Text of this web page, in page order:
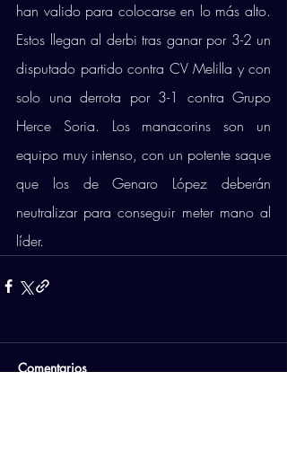
han valido para colocarse en lo más alto.
Estos llegan al derbi tras ganar por 3-2 un
disputado partido contra CV Melilla y con
solo una derrota por 3-1 contra Grupo
Herce Soria. Los manacorins son un
equipo muy intenso, con un potente saque
que los de Genaro López deberán
neutralizar para conseguir meter mano al
líder.
Comentarios